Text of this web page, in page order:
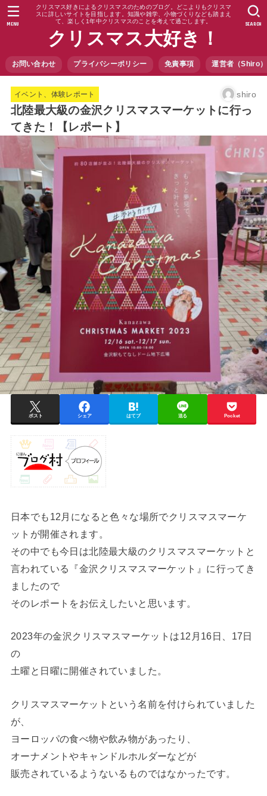
クリスマス好きによるクリスマスのためのブログ。どこよりもクリスマ
スに詳しいサイトを目指します。知識や雑学、小物づくりなども踏まえ
て、楽しく1年中クリスマスのことを考えて過ごします。
クリスマス大好き！
お問い合わせ プライバシーポリシー 免責事項 運営者（Shiro
SEARCH
MENU
イベント、体験レポート shiro
北陸最大級の金沢クリスマスマーケットに行っ
てきた！【レポート】
ポスト シェア はてブ 送る Pocket
日本でも12月になると色々な場所でクリスマスマーケ
ットが開催されます。
その中でも今日は北陸最大級のクリスマスマーケットと
言われている『金沢クリスマスマーケット』に行ってき
ましたので
そのレポートをお伝えしたいと思います。
2023年の金沢クリスマスマーケットは12月16日、17日
の
土曜と日曜に開催されていました。
クリスマスマーケットという名前を付けられていました
が、
ヨーロッパの食べ物や飲み物があったり、
オーナメントやキャンドルホルダーなどが
販売されているようないるものではなかったです。